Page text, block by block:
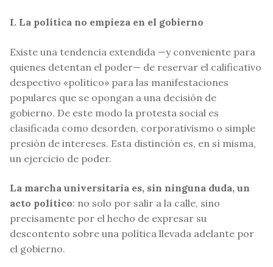
I. La política no empieza en el gobierno
Existe una tendencia extendida —y conveniente para
quienes detentan el poder— de reservar el calificativo
despectivo «político» para las manifestaciones
populares que se opongan a una decisión de
gobierno. De este modo la protesta social es
clasificada como desorden, corporativismo o simple
presión de intereses. Esta distinción es, en sí misma,
un ejercicio de poder.
La marcha universitaria es, sin ninguna duda, un
acto político: no solo por salir a la calle, sino
precisamente por el hecho de expresar su
descontento sobre una política llevada adelante por
el gobierno.